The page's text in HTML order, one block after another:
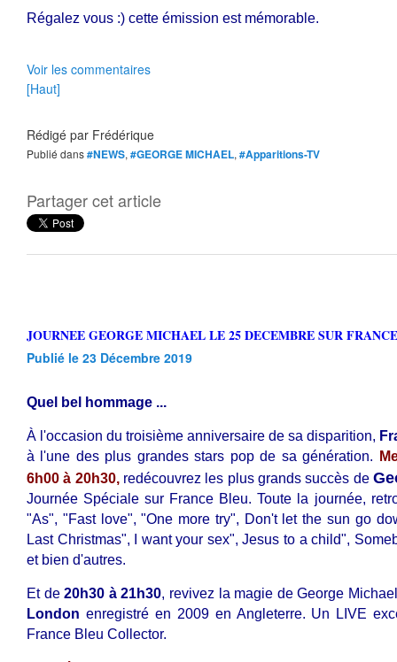
Régalez vous :) cette émission est mémorable.
Voir les commentaires
[Haut]
Rédigé par Frédérique
Publié dans#NEWS, #GEORGE MICHAEL, #Apparitions-TV
Partager cet article
JOURNEE GEORGE MICHAEL LE 25 DECEMBRE SUR
Publié le 23 Décembre 2019
Quel bel hommage ...
À l'occasion du troisième anniversaire de sa disparition,
à l'une des plus grandes stars pop de sa génération.
6h00 à 20h30,redécouvrez les plus grands succès de
Journée Spéciale sur France Bleu. Toute la journée,
"As", "Fast love", "One more try", Don't let the sun go
Last Christmas", I want your sex", Jesus to a child",
et bien d'autres.
Et de20h30 à 21h30, revivez la magie de George
London enregistré en 2009 en Angleterre. Un LIVE
France Bleu Collector.